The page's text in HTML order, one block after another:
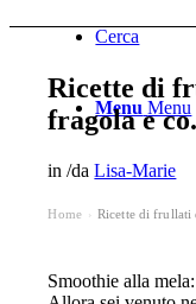
Cerca
Menu Menu
Ricette di
fragola e co.
in/daLisa-Marie
Home Ricette di frullati
Smoothie alla